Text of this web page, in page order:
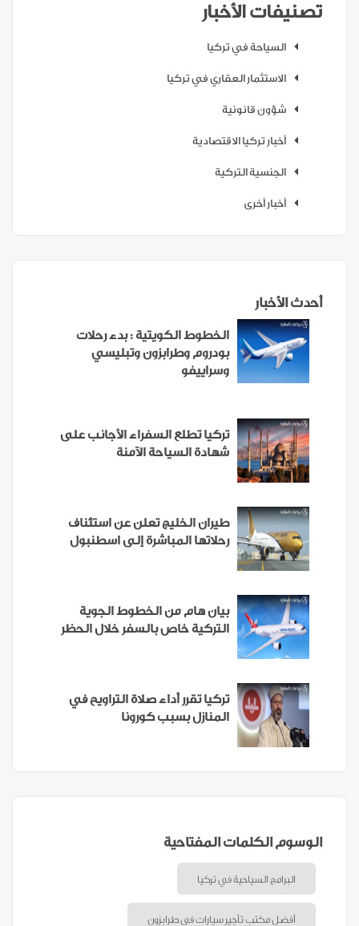
تصنيفات الأخبار
السياحة في تركيا
الاستثمار العقاري في تركيا
شؤون قانونية
أخبار تركيا الاقتصادية
الجنسية التركية
أخبار أخرى
أحدث الأخبار
الخطوط الكويتية : بدء رحلات
بودروم وطرابزون وتبليسي
وسراييفو
تركيا تطلع السفراء الأجانب على
شهادة السياحة الآمنة
طيران الخليج تعلن عن استئناف
رحلاتها المباشرة إلى اسطنبول
بيان هام من الخطوط الجوية
التركية خاص بالسفر خلال الحظر
تركيا تقرر أداء صلاة التراويح في
المنازل بسبب كورونا
الوسوم الكلمات المفتاحية
البرامج السياحية في تركيا
أفضل مكتب تأجير سيارات في طرابزون